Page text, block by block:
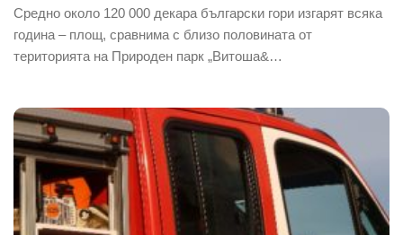
Средно около 120 000 декара български гори изгарят всяка
година – площ, сравнима с близо половината от
територията на Природен парк „Витоша&…